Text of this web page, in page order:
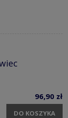
96,90 zł
DO KOSZYKA